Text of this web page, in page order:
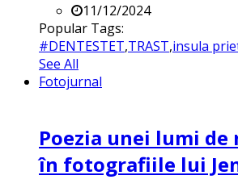
11/12/2024
Popular Tags:
#DENTESTET,TRAST,insula
See All
Fotojurnal
Poezia unei lumi
în fotografiile lui